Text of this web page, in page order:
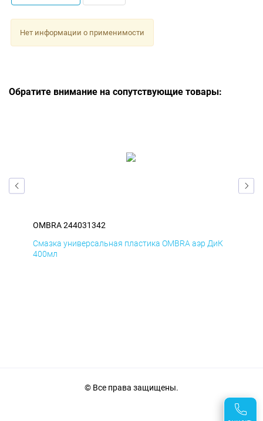
Нет информации о применимости
Обратите внимание на сопутствующие товары:
OMBRA 244031342
Смазка универсальная пластика OMBRA аэр ДиК
400мл
© Все права защищены.